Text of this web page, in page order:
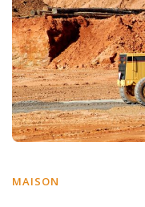
MAISON